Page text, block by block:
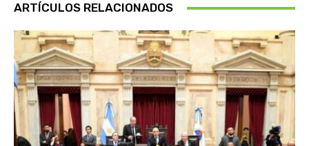
ARTÍCULOS RELACIONADOS